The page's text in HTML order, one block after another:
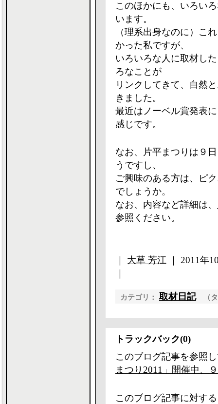
このほかにも、いろい
います。
（理系出身なのに）こ
かった私ですが、
いろいろな人に取材し
ろなことが
リンクしてきて、自然
きました。
最近はノーベル賞発表
感じです。
なお、片平まつりは９
うですし、
ご興味のある方は、ピ
でしょうか。
なお、内容など詳細は、
参照ください。
大草 芳江 ｜ 2011年
カテゴリ： 取材日記 （
トラックバック(0)
このブログ記事を参照
まつり2011」開催中、
このブログ記事に対す